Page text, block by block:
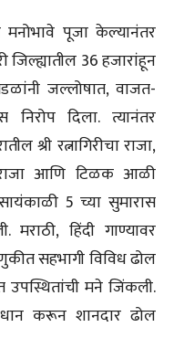
मनोभावे पूजा केल्यानंतर
जिल्ह्यातील 36 हजारांहून
जल्लोषात, वाजत-
दिला. त्यानंतर
श्री रत्नागिरीचा राजा,
राजा आणि टिळक आळी
5 च्या सुमारास
हिंदी गाण्यावर
सहभागी विविध ढोल
मने जिंकली.
करून शानदार ढोल